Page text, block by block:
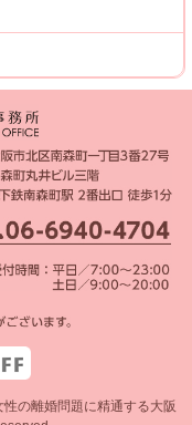
離婚問題に精通する大阪